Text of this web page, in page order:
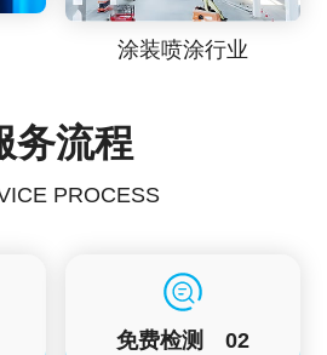
涂装喷涂行业
务流程
PROCESS
免费检测 02